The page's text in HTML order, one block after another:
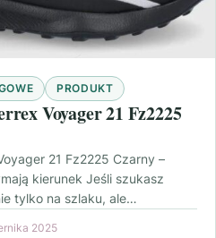
PRODUKT
Voyager 21 Fz2225
21 Fz2225 Czarny –
kierunek Jeśli szukasz
tylko na szlaku, ale…
2025